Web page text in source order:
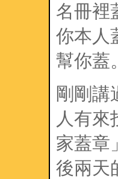
名冊裡
你本人
幫你蓋。
剛剛講
人有來
家蓋章
後兩天